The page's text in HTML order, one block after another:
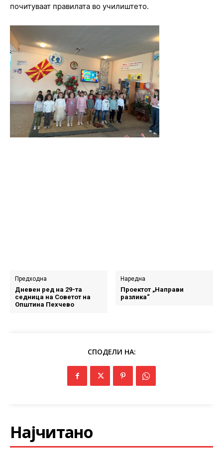
почитуваат правилата во училиштето.
Предходна
Дневен ред на 29-та
седница на Советот на
Општина Пехчево
Наредна
Проектот „Направи
разлика“
СПОДЕЛИ НА:
Најчитано